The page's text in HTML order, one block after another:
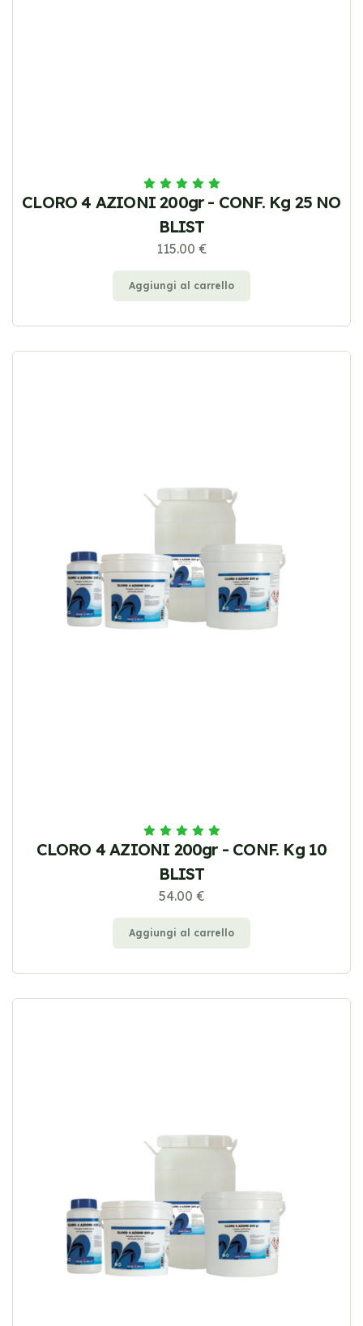
CLORO 4 AZIONI 200gr - CONF. Kg 25 NO
BLIST
115.00 €
Aggiungi al carrello
CLORO 4 AZIONI 200gr - CONF. Kg 10
BLIST
54.00 €
Aggiungi al carrello